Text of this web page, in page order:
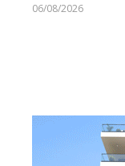
06/08/2026